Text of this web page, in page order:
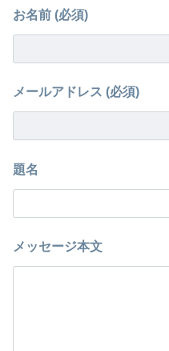
お名前 (必須)
メールアドレス (必須)
題名
メッセージ本文